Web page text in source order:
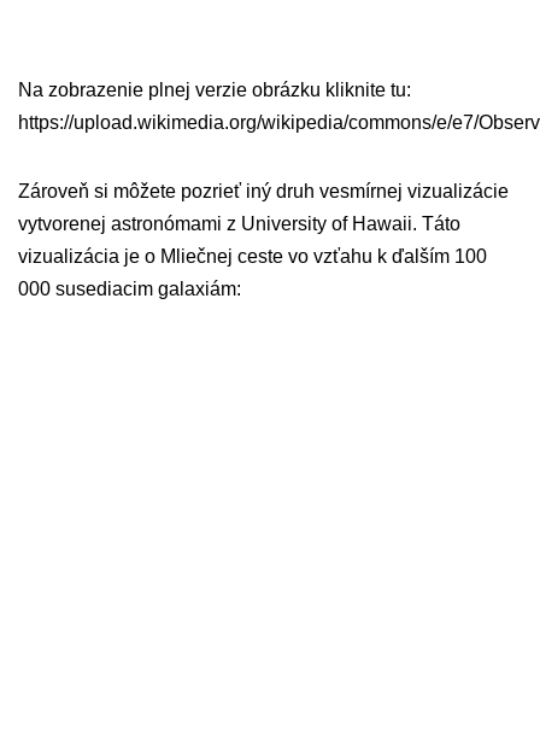
Na zobrazenie plnej verzie obrázku kliknite tu:
https://upload.wikimedia.org/wikipedia/commons/e/e7/
Zároveň si môžete pozrieť iný druh vesmírnej vizualizácie
vytvorenej astronómami z University of Hawaii. Táto
vizualizácia je o Mliečnej ceste vo vzťahu k ďalším 100
000 susediacim galaxiám: